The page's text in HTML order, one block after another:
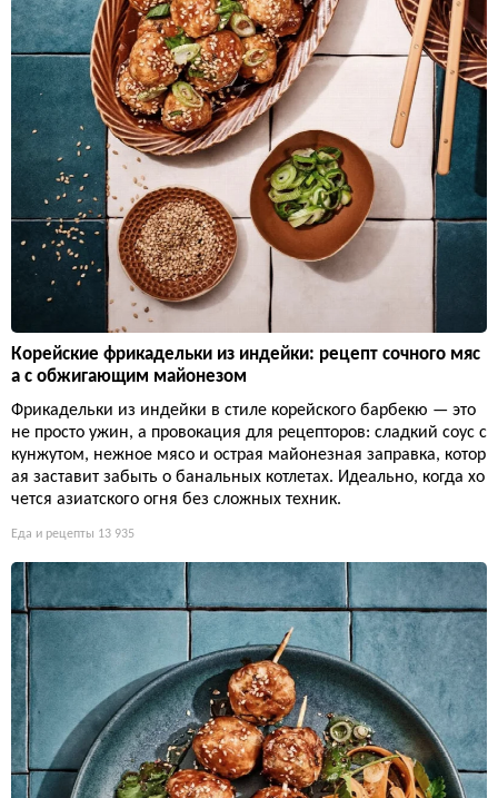
Корейские фрикадельки из индейки: рецепт сочного мяс
а с обжигающим майонезом
Фрикадельки из индейки в стиле корейского барбекю — это
не просто ужин, а провокация для рецепторов: сладкий соус с
кунжутом, нежное мясо и острая майонезная заправка, котор
ая заставит забыть о банальных котлетах. Идеально, когда хо
чется азиатского огня без сложных техник.
Еда и рецепты 13 935